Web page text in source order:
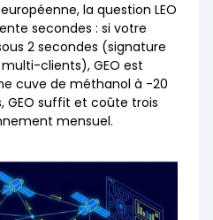
la question LEO
secondes : si votre
2 secondes (signature
clients), GEO est
cuve de méthanol à -20
GEO suffit et coûte trois
mensuel.